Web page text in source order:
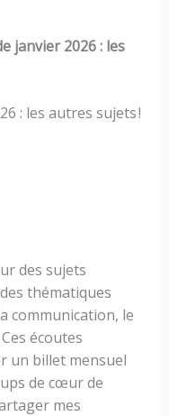
janvier 2026 : les
: les autres sujets !
des sujets
thématiques
communication, le
écoutes
un billet mensuel
de cœur de
mes